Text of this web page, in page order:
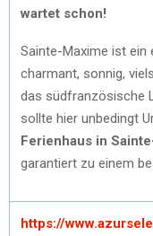
wartet schon!
Sainte-Maxime ist ein
charmant, sonnig,
das südfranzösische
sollte hier unbedingt
Ferienhaus in
garantiert zu einem
https://